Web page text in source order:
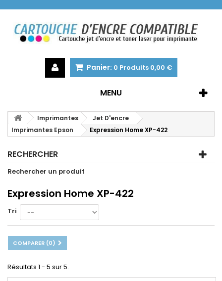
Panier: 0 Produits 0,00 €
MENU
Imprimantes
Jet D'encre
Imprimantes Epson
Expression Home XP-422
RECHERCHER
Rechercher un produit
Expression Home XP-422
Tri
COMPARER (0)
Résultats 1 - 5 sur 5.